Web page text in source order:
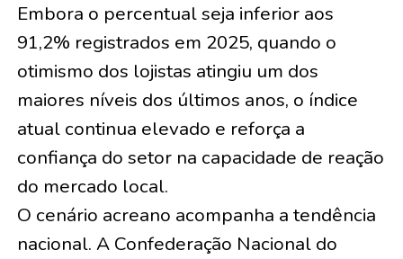
Embora o percentual seja inferior aos
91,2% registrados em 2025, quando o
otimismo dos lojistas atingiu um dos
maiores níveis dos últimos anos, o índice
atual continua elevado e reforça a
confiança do setor na capacidade de reação
do mercado local.
O cenário acreano acompanha a tendência
nacional. A Confederação Nacional do